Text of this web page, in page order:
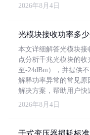
2026年8月4日
光模块接收功率多
本文详细解答光模块
点分析千兆光模块的
至-24dBm），并提供
解释功率异常的常见原
解决方案，帮助用户快
2026年8月4日
干式变压器损耗标